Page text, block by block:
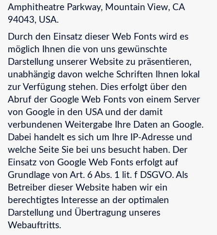
Amphitheatre Parkway, Mountain View, CA
94043, USA.
Durch den Einsatz dieser Web Fonts wird es
möglich Ihnen die von uns gewünschte
Darstellung unserer Website zu präsentieren,
unabhängig davon welche Schriften Ihnen lokal
zur Verfügung stehen. Dies erfolgt über den
Abruf der Google Web Fonts von einem Server
von Google in den USA und der damit
verbundenen Weitergabe Ihre Daten an Google.
Dabei handelt es sich um Ihre IP-Adresse und
welche Seite Sie bei uns besucht haben. Der
Einsatz von Google Web Fonts erfolgt auf
Grundlage von Art. 6 Abs. 1 lit. f DSGVO. Als
Betreiber dieser Website haben wir ein
berechtigtes Interesse an der optimalen
Darstellung und Übertragung unseres
Webauftritts.